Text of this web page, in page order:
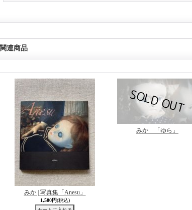
関連商品
みか | 写真集「Anesu」
1,500円(税込)
みか 「ゆら」